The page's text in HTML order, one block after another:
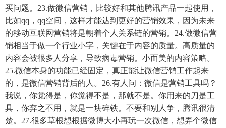
买问题。23.做微信营销，比较好和其他腾讯产品一起使用，
比如qq，qq空间，这样才能达到更好的营销效果，因为未来
的移动互联网营销将是朝着个人关系链的营销。24.做微信营
销相当于做一个行业小字，关键在于内容的质量。高质量的
内容会被很多人分享，导致病毒营销。小而美的内容策略。
25.微信本身的功能已经固定，真正能让微信营销工作起来
的，是微信营销背后的人。26.有人问：微信是营销工具吗？
我说，你觉得是，你觉得不是，那就不是。你用来的刀是工
具，你弃之不用，就是一块碎铁。不要和别人争，腾讯很清
楚。27.很多草根想根据微博大小再玩一次微信，想弄个微信